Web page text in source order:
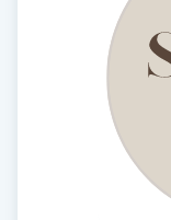
Hot Stone Massage